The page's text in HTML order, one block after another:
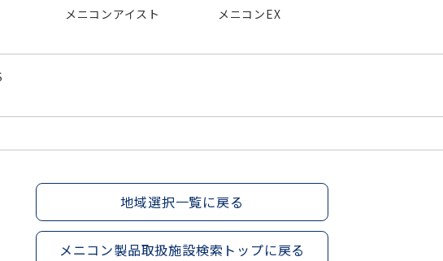
メニコンアイスト メニコンEX
地域選択一覧に戻る
メニコン製品取扱施設検索トップに戻る